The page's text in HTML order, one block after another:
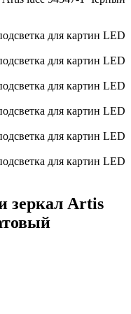
зеркал Artis